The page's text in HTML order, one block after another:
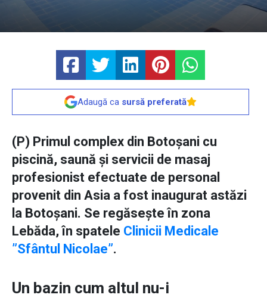
Adaugă ca sursă preferată
(P) Primul complex din Botoșani cu
piscină, saună și servicii de masaj
profesionist efectuate de personal
provenit din Asia a fost inaugurat astăzi
la Botoșani. Se regăsește în zona
Lebăda, în spatele Clinicii Medicale
”Sfântul Nicolae”.
Un bazin cum altul nu-i